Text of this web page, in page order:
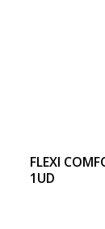
FLEXI
1UD